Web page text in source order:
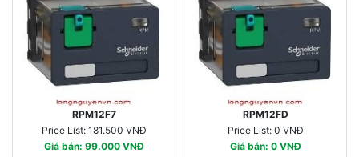
RPM12F7
Price List: 181.500 VNĐ
Giá bán: 99.000 VNĐ
RPM12FD
Price List: 0 VNĐ
Giá bán: 0 VNĐ